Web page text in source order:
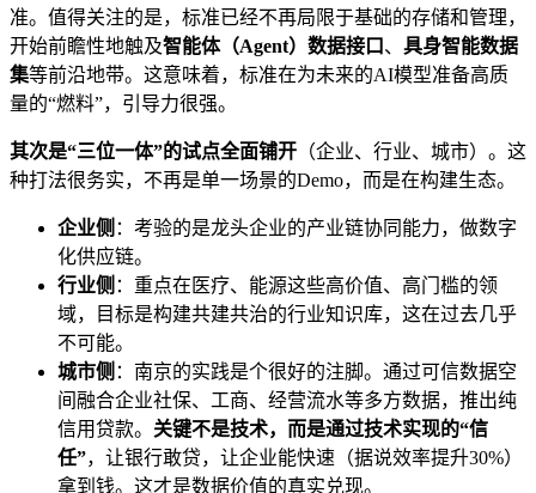
准。值得关注的是，标准已经不再局限于基础的存储和管理，
开始前瞻性地触及智能体（Agent）数据接口 、 具身智能数据
集等前沿地带。这意味着，标准在为未来的AI模型准备高质
量的“燃料”，引导力很强。
其次是“三位一体”的试点全面铺开 （企业、行业、城市）。这
种打法很务实，不再是单一场景的Demo，而是在构建生态。
企业侧 ：考验的是龙头企业的产业链协同能力，做数字
化供应链。
行业侧 ：重点在医疗、能源这些高价值、高门槛的领
域，目标是构建共建共治的行业知识库，这在过去几乎
不可能。
城市侧 ：南京的实践是个很好的注脚。通过可信数据空
间融合企业社保、工商、经营流水等多方数据，推出纯
信用贷款。 关键不是技术，而是通过技术实现的“信
任”，让银行敢贷，让企业能快速（据说效率提升30%）
拿到钱。这才是数据价值的真实兑现。